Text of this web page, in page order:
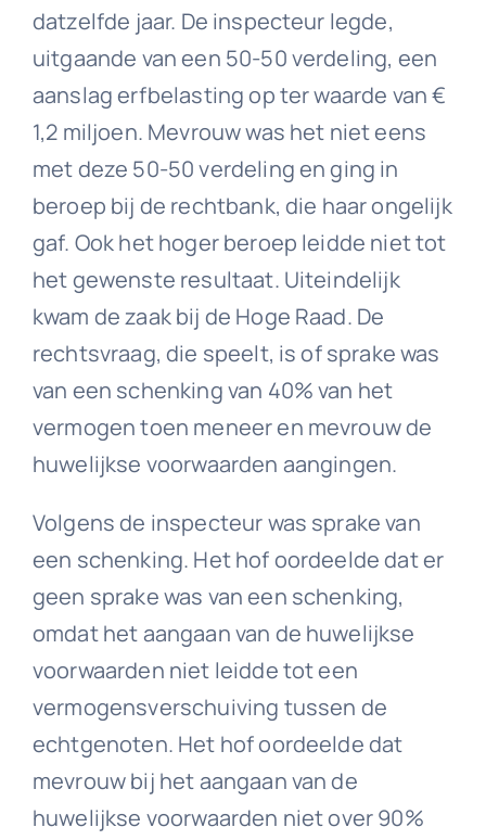
datzelfde jaar. De inspecteur legde,
uitgaande van een 50-50 verdeling, een
aanslag erfbelasting op ter waarde van €
1,2 miljoen. Mevrouw was het niet eens
met deze 50-50 verdeling en ging in
beroep bij de rechtbank, die haar ongelijk
gaf. Ook het hoger beroep leidde niet tot
het gewenste resultaat. Uiteindelijk
kwam de zaak bij de Hoge Raad. De
rechtsvraag, die speelt, is of sprake was
van een schenking van 40% van het
vermogen toen meneer en mevrouw de
huwelijkse voorwaarden aangingen.
Volgens de inspecteur was sprake van
een schenking. Het hof oordeelde dat er
geen sprake was van een schenking,
omdat het aangaan van de huwelijkse
voorwaarden niet leidde tot een
vermogensverschuiving tussen de
echtgenoten. Het hof oordeelde dat
mevrouw bij het aangaan van de
huwelijkse voorwaarden niet over 90%